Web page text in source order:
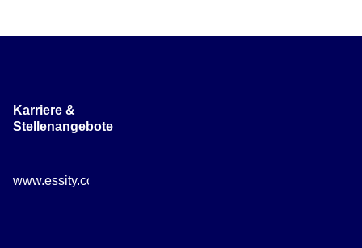
Karriere &
Stellenangebote
www.essity.com/careers